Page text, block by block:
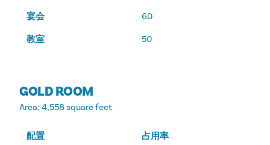
宴会 60
教室 50
GOLD ROOM
Area: 4,558 square feet
配置 占用率